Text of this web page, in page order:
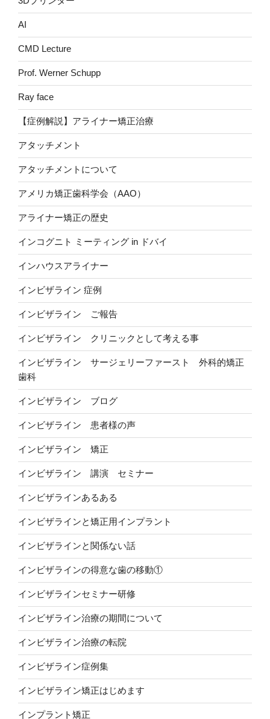
AI
CMD Lecture
Prof. Werner Schupp
Ray face
【症例解説】アライナー矯正治療
アタッチメント
アタッチメントについて
アメリカ矯正歯科学会（AAO）
アライナー矯正の歴史
インコグニト ミーティング in ドバイ
インハウスアライナー
インビザライン 症例
インビザライン ご報告
インビザライン クリニックとして考える事
インビザライン サージェリーファースト 外科的矯正
歯科
インビザライン ブログ
インビザライン 患者様の声
インビザライン 矯正
インビザライン 講演 セミナー
インビザラインあるある
インビザラインと矯正用インプラント
インビザラインと関係ない話
インビザラインの得意な歯の移動①
インビザラインセミナー研修
インビザライン治療の期間について
インビザライン治療の転院
インビザライン症例集
インビザライン矯正はじめます
インプラント矯正